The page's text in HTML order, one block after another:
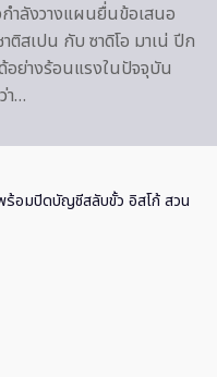
กำลังวางแผนยื่นข้อเสนอ
ติสเปน กับ ซาดิโอ มาเน่ ปีก
อย่างร้อนแรงในปัจจุบัน
า…
ร้อมปิดบัญชีสลับขั้ว อิสโก้ สวน